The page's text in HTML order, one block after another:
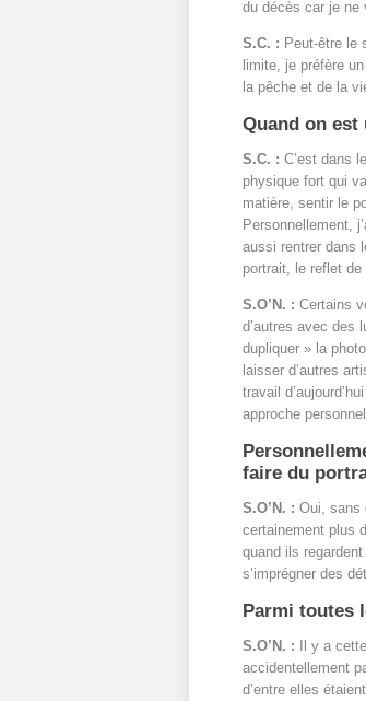
du décès car je ne
S.C. : Peut-être le
limite, je préfère
la pêche et de la
Quand on
S.C. : C’est dans
physique fort qui
matière, sentir le
Personnellement,
aussi rentrer dans
portrait, le reflet
S.O’N. : Certains
d’autres avec des
dupliquer » la
laisser d’autres
travail
approche
faire du
S.O’N. : Oui, sans
certainement plus
quand ils
s’imprégner des
Parmi toutes
S.O’N. : Il y a
accidentellement
d’entre elles